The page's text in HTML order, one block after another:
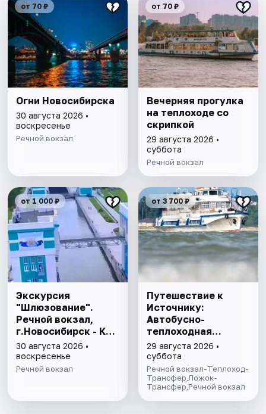
от 70 ₽
Огни Новосибирска
30 августа 2026 •
воскресенье
Речной вокзал
от 70 ₽
Вечерняя прогулка
на теплоходе со
скрипкой
29 августа 2026 •
суббота
Речной вокзал
от 1 000 ₽
Экскурсия
"Шлюзование".
Речной вокзал,
г.Новосибирск - КО
"Старая Пристань",
г.Бердск, ул.
Морская, 10
30 августа 2026 •
воскресенье
Речной вокзал
от 3 700 ₽
Путешествие к
Источнику:
Автобусно-
теплоходная
экскурсия в Ложок
со Шлюзованием
29 августа 2026 •
суббота
Речной вокзал-Теплоход-
Трансфер,Ложок-
Трансфер,Речной вокзал